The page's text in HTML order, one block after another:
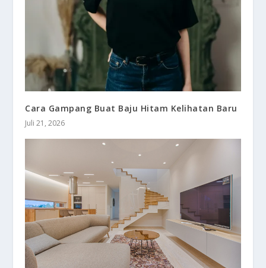
Cara Gampang Buat Baju Hitam Kelihatan Baru
Juli 21, 2026